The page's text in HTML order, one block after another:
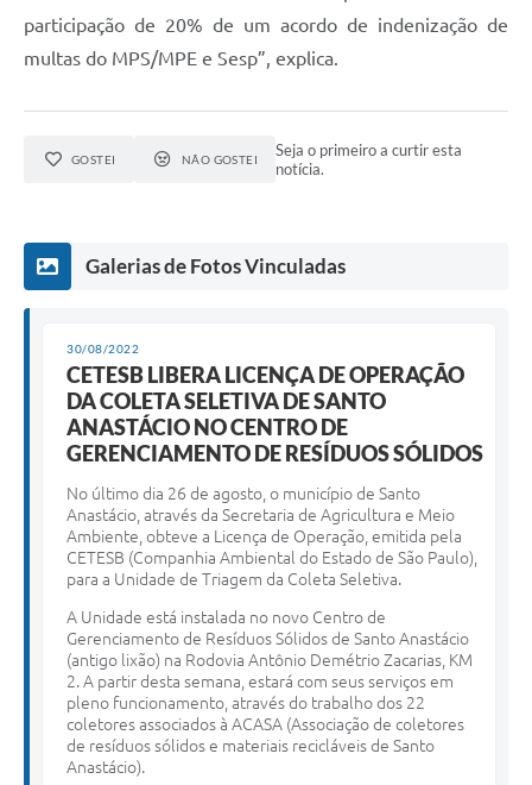
participação de 20% de um acordo de indenização de
multas do MPS/MPE e Sesp”, explica.
GOSTEI NÃO GOSTEI
Seja o primeiro a curtir esta
notícia.
Galerias de Fotos Vinculadas
30/08/2022
CETESB LIBERA LICENÇA DE OPERAÇÃO
DA COLETA SELETIVA DE SANTO
ANASTÁCIO NO CENTRO DE
GERENCIAMENTO DE RESÍDUOS SÓLIDOS
No último dia 26 de agosto, o município de Santo
Anastácio, através da Secretaria de Agricultura e Meio
Ambiente, obteve a Licença de Operação, emitida pela
CETESB (Companhia Ambiental do Estado de São Paulo),
para a Unidade de Triagem da Coleta Seletiva.
A Unidade está instalada no novo Centro de
Gerenciamento de Resíduos Sólidos de Santo Anastácio
(antigo lixão) na Rodovia Antônio Demétrio Zacarias, KM
2. A partir desta semana, estará com seus serviços em
pleno funcionamento, através do trabalho dos 22
coletores associados à ACASA (Associação de coletores
de resíduos sólidos e materiais recicláveis de Santo
Anastácio).